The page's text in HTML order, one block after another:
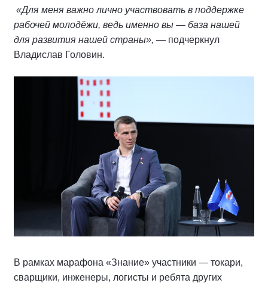
«Для меня важно лично участвовать в поддержке
рабочей молодёжи, ведь именно вы — база нашей
для развития нашей страны», — подчеркнул
Владислав Головин.
В рамках марафона «Знание» участники — токари,
сварщики, инженеры, логисты и ребята других